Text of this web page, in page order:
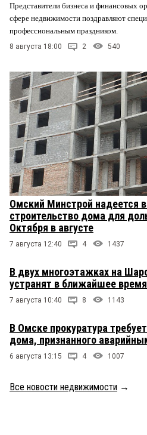
Представители бизнеса и финансовых
сфере недвижимости поздравляют
профессиональным праздником.
8 августа 18:00 2 540
Омский Минстрой надеется
строительство дома для
Октября в августе
7 августа 12:40 4 1437
В двух многоэтажках на
устранят в ближайшее время
7 августа 10:40 8 1143
В Омске прокуратура
дома, признанного
6 августа 13:15 4 1007
Все новости недвижимости →